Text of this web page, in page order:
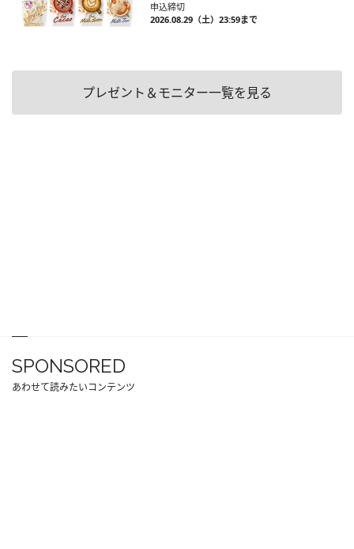
申込締切
2026.08.29（土）23:59まで
プレゼント＆モニター一覧を見る
SPONSORED
あわせて読みたいコンテンツ